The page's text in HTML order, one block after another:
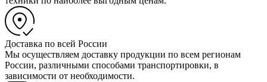
Доставка по всей России
Мы осуществляем доставку продукции по всем регионам
России, различными способами транспортировки, в
зависимости от необходимости.